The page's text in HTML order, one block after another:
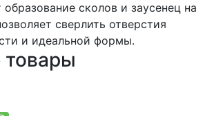
сколов и заусенец на
сверлить отверстия
и идеальной формы.